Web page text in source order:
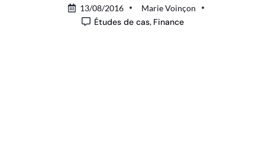
13/08/2016 Marie Voinçon
Études de cas, Finance